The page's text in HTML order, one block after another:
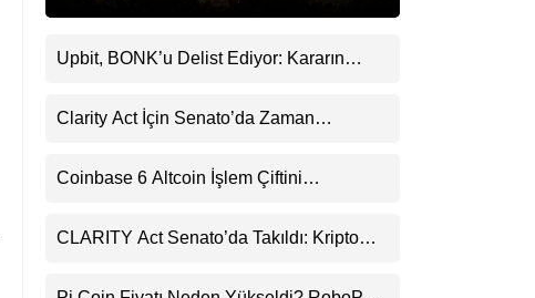
Upbit, BONK’u Delist Ediyor: Kararın
Var
Clarity Act İçin Senato’da Zaman
Coinbase 6 Altcoin İşlem Çiftini
CLARITY Act Senato’da Takıldı: Kripto